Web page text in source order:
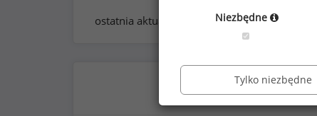
ostatnia aktualizacja: styczeń 2026
Niezbędne
Tylko niezbędne